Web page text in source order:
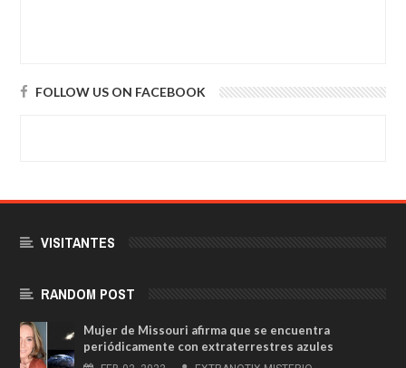
FOLLOW US ON FACEBOOK
VISITANTES
RANDOM POST
Mujer de Missouri afirma que se encuentra
periódicamente con extraterrestres azules